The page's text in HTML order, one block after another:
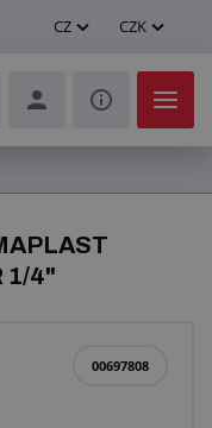
CZ CZK
1/4"
00697808